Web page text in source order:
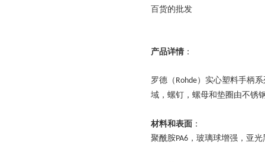
百货的批发
产品详情 ：
罗德（ Rohde）实心塑料手柄
域，螺钉，螺母和垫圈由不锈
材料和表面 ：
聚酰胺PA6 ，玻璃球增强，亚